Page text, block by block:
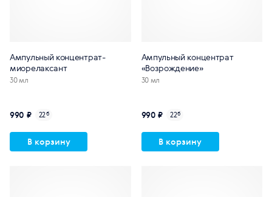
Ампульный концентрат-
миорелаксант
30 мл
990 ₽ 22б
В корзину
Ампульный концентрат
«Возрождение»
30 мл
990 ₽ 22б
В корзину